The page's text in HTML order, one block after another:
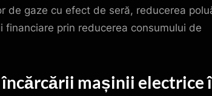
de gaze cu efect de seră, reducerea
financiare prin reducerea consumului de
mașinii electrice